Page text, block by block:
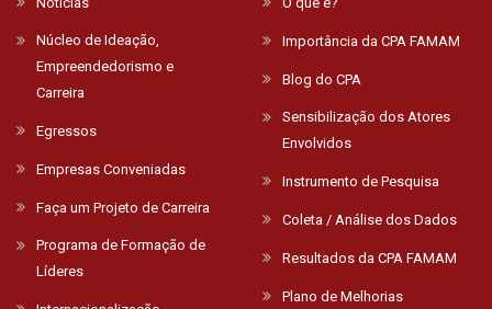
Núcleo de Ideação,
Empreendedorismo e
Carreira
Egressos
Empresas Conveniadas
Faça um Projeto de Carreira
Programa de Formação de
Líderes
Importância da CPA FAMAM
Blog do CPA
Sensibilização dos Atores
Envolvidos
Instrumento de Pesquisa
Coleta / Análise dos Dados
Resultados da CPA FAMAM
Plano de Melhorias